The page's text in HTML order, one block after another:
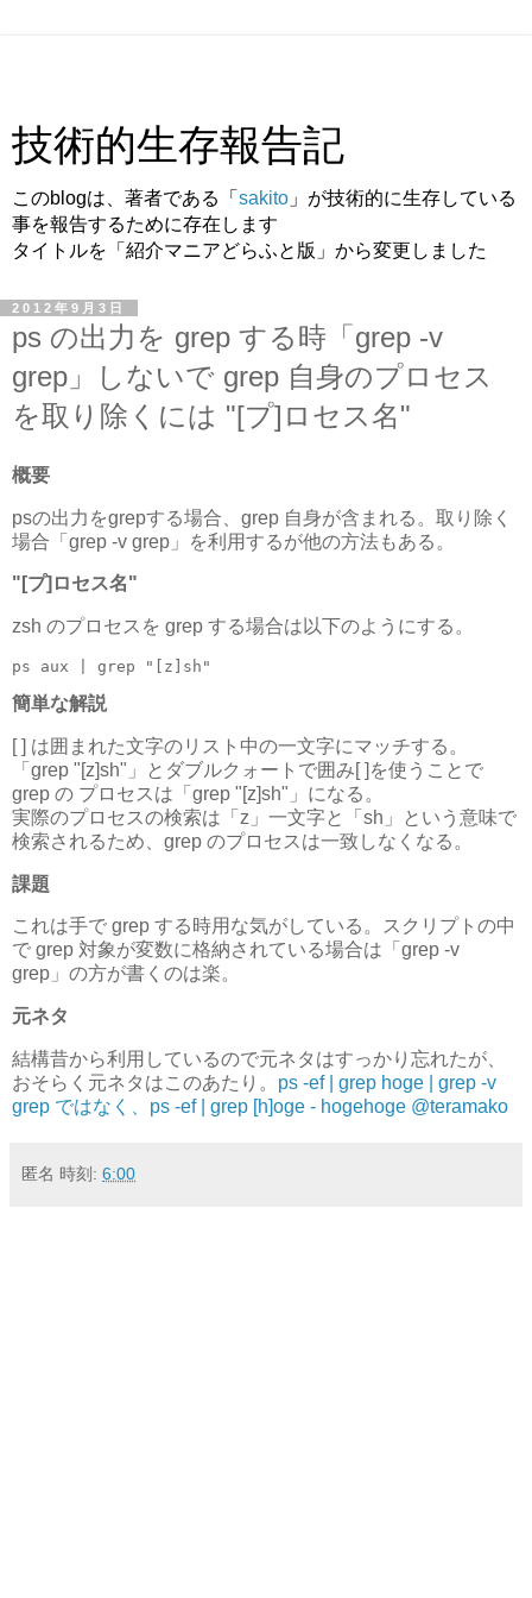
技術的生存報告記
このblogは、著者である「 sakito 」が技術的に生存している
事を報告するために存在します
タイトルを「紹介マニアどらふと版」から変更しました
2012年9月3日
ps の出力を grep する時「grep -v
grep」しないで grep 自身のプロセス
を取り除くには "[プ]ロセス名"
概要
psの出力をgrepする場合、grep 自身が含まれる。取り除く
場合「grep -v grep」を利用するが他の方法もある。
"[プ]ロセス名"
zsh のプロセスを grep する場合は以下のようにする。
ps aux | grep "[z]sh"
簡単な解説
[ ] は囲まれた文字のリスト中の一文字にマッチする。
「grep "[z]sh"」とダブルクォートで囲み[ ]を使うことで
grep の プロセスは「grep "[z]sh"」になる。
実際のプロセスの検索は「z」一文字と「sh」という意味で
検索されるため、grep のプロセスは一致しなくなる。
課題
これは手で grep する時用な気がしている。スクリプトの中
で grep 対象が変数に格納されている場合は「grep -v
grep」の方が書くのは楽。
元ネタ
結構昔から利用しているので元ネタはすっかり忘れたが、
おそらく元ネタはこのあたり。 ps -ef | grep hoge | grep -v
grep ではなく、ps -ef | grep [h]oge - hogehoge @teramako
匿名 時刻: 6:00